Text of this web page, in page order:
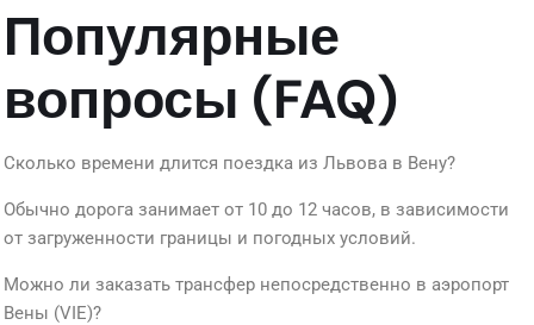
Популярные
вопросы (FAQ)
Сколько времени длится поездка из Львова в Вену?
Обычно дорога занимает от 10 до 12 часов, в зависимости
от загруженности границы и погодных условий.
Можно ли заказать трансфер непосредственно в аэропорт
Вены (VIE)?